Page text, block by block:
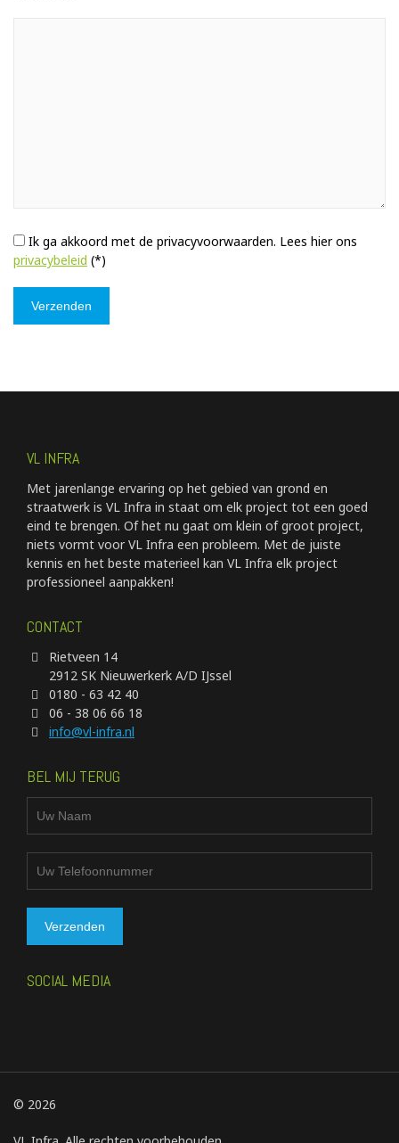
Ik ga akkoord met de privacyvoorwaarden. Lees hier ons
privacybeleid (*)
VL INFRA
Met jarenlange ervaring op het gebied van grond en
straatwerk is VL Infra in staat om elk project tot een goed
eind te brengen. Of het nu gaat om klein of groot project,
niets vormt voor VL Infra een probleem. Met de juiste
kennis en het beste materieel kan VL Infra elk project
professioneel aanpakken!
CONTACT
Rietveen 14
2912 SK Nieuwerkerk A/D IJssel
0180 - 63 42 40
06 - 38 06 66 18
info@vl-infra.nl
BEL MIJ TERUG
SOCIAL MEDIA
© 2026